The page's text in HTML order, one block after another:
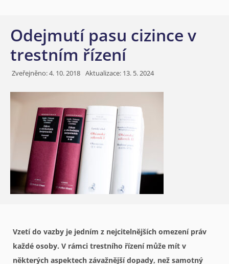
Odejmutí pasu cizince v
trestním řízení
Zveřejněno:4. 10. 2018 Aktualizace: 13. 5. 2024
Vzetí do vazby je jedním z nejcitelnějších omezení práv
každé osoby. V rámci trestního řízení může mít v
některých aspektech závažnější dopady, než samotný